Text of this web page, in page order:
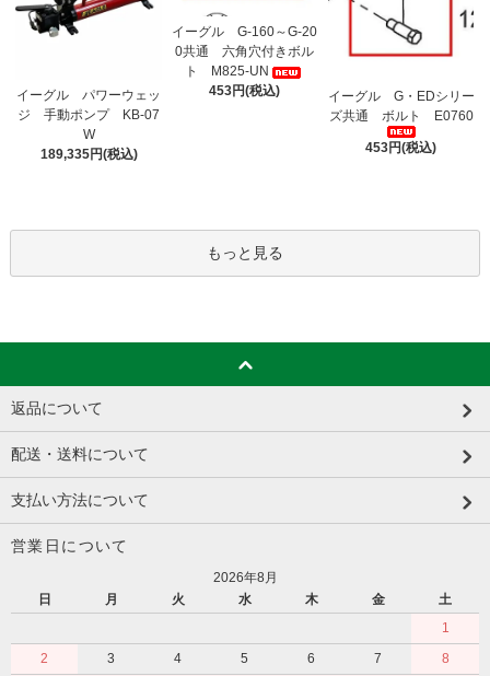
イーグル パワーウェッ
ジ 手動ポンプ KB-07
W
189,335円(税込)
イーグル G-160～G-20
0共通 六角穴付きボル
ト M825-UN
453円(税込)
イーグル G・EDシリー
ズ共通 ボルト E0760
453円(税込)
もっと見る
返品について
配送・送料について
支払い方法について
営業日について
2026年8月
日
月 火 水 木 金
土
1
2
3 4 5 6 7
8